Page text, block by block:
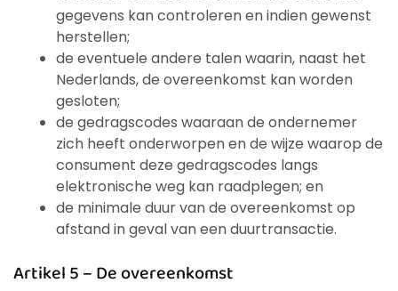
gegevens kan controleren en indien gewenst
herstellen;
de eventuele andere talen waarin, naast het
Nederlands, de overeenkomst kan worden
gesloten;
de gedragscodes waaraan de ondernemer
zich heeft onderworpen en de wijze waarop de
consument deze gedragscodes langs
elektronische weg kan raadplegen; en
de minimale duur van de overeenkomst op
afstand in geval van een duurtransactie.
Artikel 5 – De overeenkomst